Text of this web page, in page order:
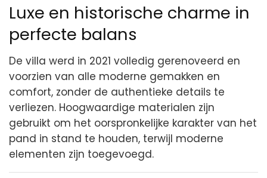
Luxe en historische charme in
perfecte balans
De villa werd in 2021 volledig gerenoveerd en
voorzien van alle moderne gemakken en
comfort, zonder de authentieke details te
verliezen. Hoogwaardige materialen zijn
gebruikt om het oorspronkelijke karakter van het
pand in stand te houden, terwijl moderne
elementen zijn toegevoegd.